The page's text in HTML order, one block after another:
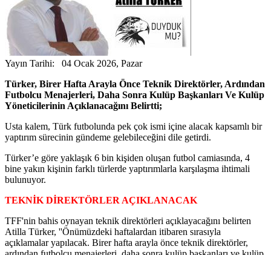
Yayın Tarihi: 04 Ocak 2026, Pazar
Türker, Birer Hafta Arayla Önce Teknik Direktörler, Ardından
Futbolcu Menajerleri, Daha Sonra Kulüp Başkanları Ve Kulüp
Yöneticilerinin Açıklanacağını Belirtti;
Usta kalem, Türk futbolunda pek çok ismi içine alacak kapsamlı bir
yaptırım sürecinin gündeme gelebileceğini dile getirdi.
Türker’e göre yaklaşık 6 bin kişiden oluşan futbol camiasında, 4
bine yakın kişinin farklı türlerde yaptırımlarla karşılaşma ihtimali
bulunuyor.
TEKNİK DİREKTÖRLER AÇIKLANACAK
TFF'nin bahis oynayan teknik direktörleri açıklayacağını belirten
Atilla Türker, ''Önümüzdeki haftalardan itibaren sırasıyla
açıklamalar yapılacak. Birer hafta arayla önce teknik direktörler,